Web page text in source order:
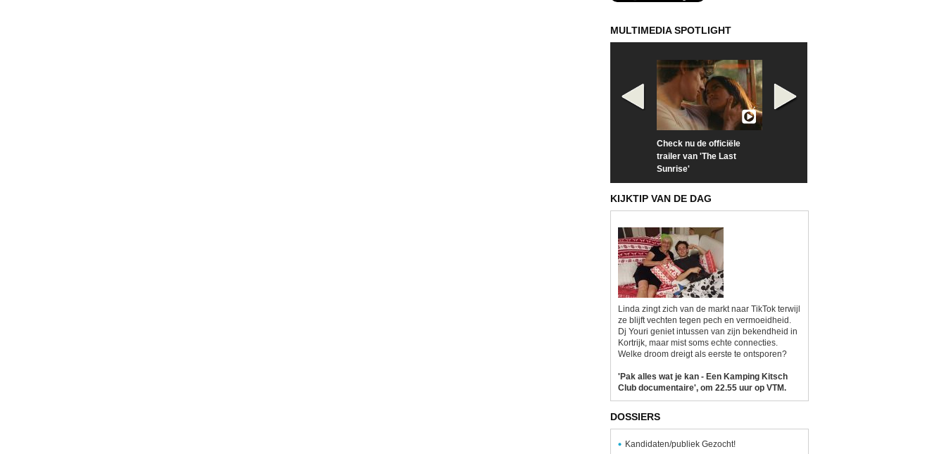
MULTIMEDIA SPOTLIGHT
Check nu de officiële
trailer van 'The Last
Sunrise'
KIJKTIP VAN DE DAG
Linda zingt zich van de markt naar TikTok terwijl
ze blijft vechten tegen pech en vermoeidheid.
Dj Youri geniet intussen van zijn bekendheid in
Kortrijk, maar mist soms echte connecties.
Welke droom dreigt als eerste te ontsporen?
'Pak alles wat je kan - Een Kamping Kitsch
Club documentaire', om 22.55 uur op VTM.
DOSSIERS
Kandidaten/publiek Gezocht!